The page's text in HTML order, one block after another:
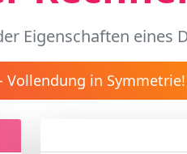
Eigenschaften eines
Vollendung in Symmetrie!